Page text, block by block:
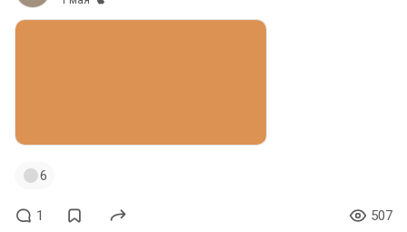
6
1 507